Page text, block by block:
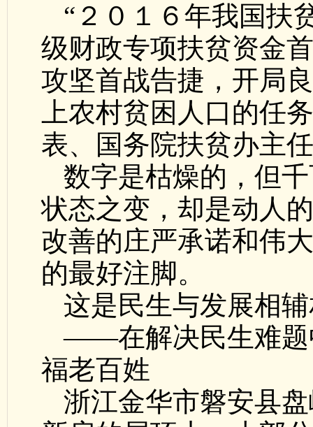
“２０１６年我国扶
级财政专项扶贫资金
攻坚首战告捷，开局
上农村贫困人口的任
表、国务院扶贫办主
数字是枯燥的，但
状态之变，却是动人
改善的庄严承诺和伟
的最好注脚。
这是民生与发展相
——在解决民生难题
福老百姓
浙江金华市磐安县